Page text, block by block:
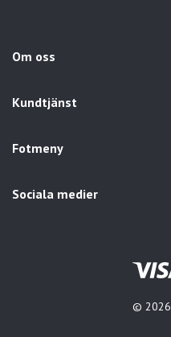
Om oss
Kundtjänst
Fotmeny
Sociala medier
© 2026